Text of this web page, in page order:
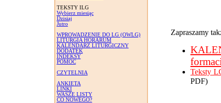
TEKSTY ILG
Wybierz miesiąc
Dzisiaj
Jutro
WPROWADZENIE DO LG (OWLG)
LITURGIA HORARUM
KALENDARZ LITURGICZNY
DODATEK
INDEKSY
POMOC
CZYTELNIA
ANKIETA
LINKI
WASZE LISTY
CO NOWEGO?
Zapraszamy
Teksty
PDF)